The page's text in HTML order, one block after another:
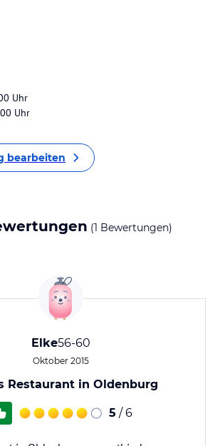
Uhr
Uhr
bearbeiten
(1 Bewertungen)
Elke56-60
Oktober 2015
Restaurant in Oldenburg
5 / 6